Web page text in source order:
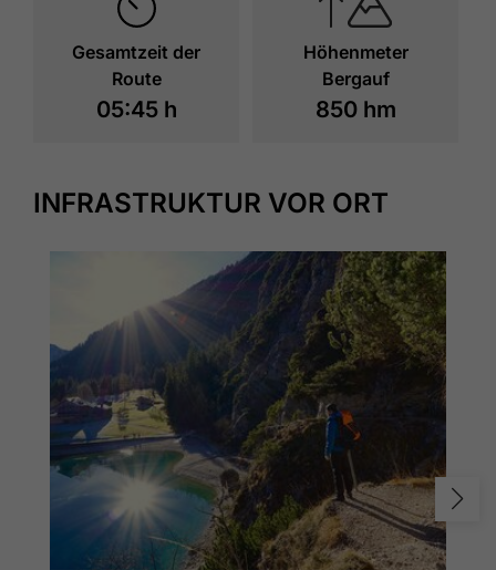
Gesamtzeit der
Route
05:45 h
Höhenmeter
Bergauf
850 hm
INFRASTRUKTUR VOR ORT